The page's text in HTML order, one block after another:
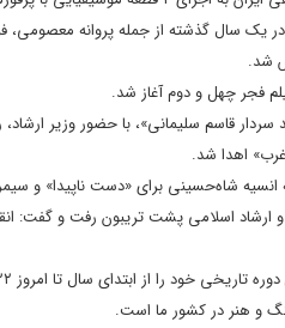
یک سال گذشته از جمله پروانه معصومی،
شد.
فجر چهل و دوم آغاز شد.
سردار قاسم سلیمانی»، با حضور وزیر
اهدا شد.
شاه‌حسینی برای «دست ناپیدا» و
اسلامی پشت تریبون رفت و گفت:
و هنر در کشور ما است.